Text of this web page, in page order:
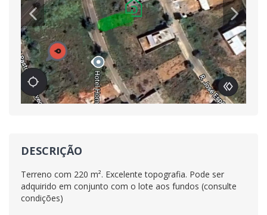
DESCRIÇÃO
Terreno com 220 m². Excelente topografia. Pode ser
adquirido em conjunto com o lote aos fundos (consulte
condições)